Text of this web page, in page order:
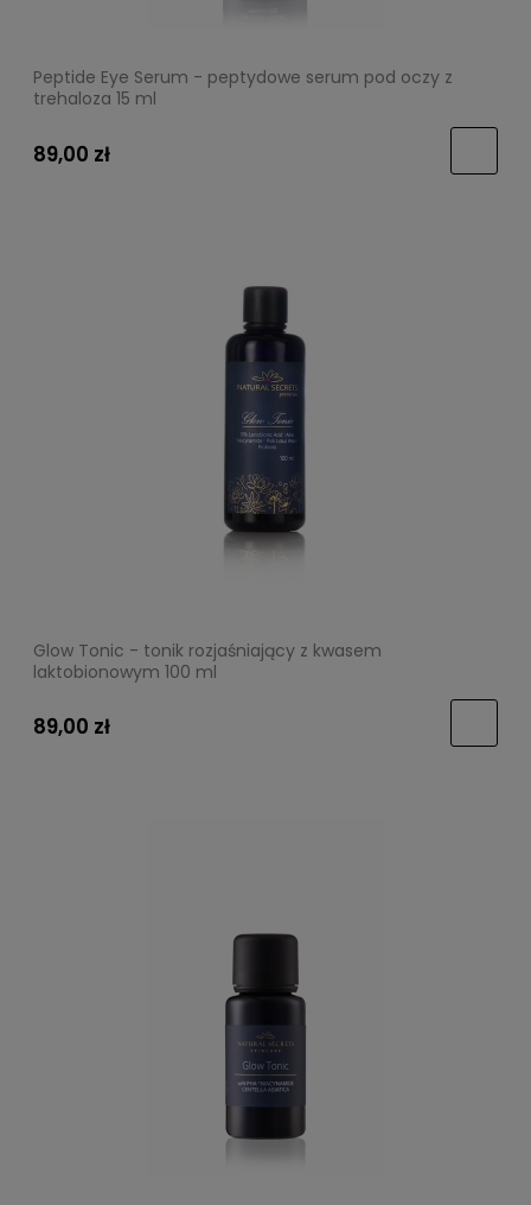
Peptide Eye Serum - peptydowe serum pod oczy z
trehaloza 15 ml
89,00 zł
Glow Tonic - tonik rozjaśniający z kwasem
laktobionowym 100 ml
89,00 zł